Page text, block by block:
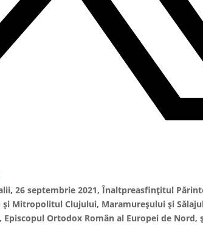
26 septembrie 2021, Înaltpreasfințitul
și Mitropolitul Clujului, Maramureșului și
Ortodox Român al Europei de